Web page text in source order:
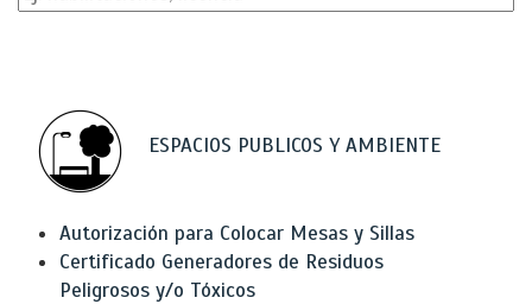
ESPACIOS PUBLICOS Y AMBIENTE
Autorización para Colocar Mesas y Sillas
Certificado Generadores de Residuos
Peligrosos y/o Tóxicos